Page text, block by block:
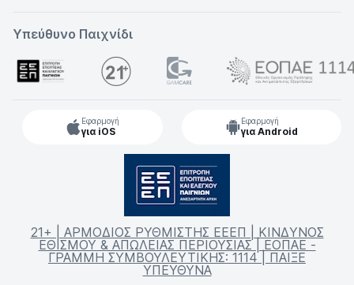
Υπεύθυνο Παιχνίδι
Εφαρμογή
για iOS
Εφαρμογή
για Android
21+ | ΑΡΜΟΔΙΟΣ ΡΥΘΜΙΣΤΗΣ ΕΕΕΠ | ΚΙΝΔΥΝΟΣ
ΕΘΙΣΜΟΥ & ΑΠΩΛΕΙΑΣ ΠΕΡΙΟΥΣΙΑΣ | ΕΟΠΑΕ -
ΓΡΑΜΜΗ ΣΥΜΒΟΥΛΕΥΤΙΚΗΣ: 1114 | ΠΑΙΞΕ
ΥΠΕΥΘΥΝΑ